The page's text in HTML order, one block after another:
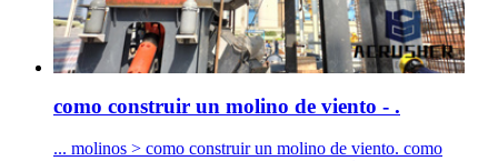
como construir un molino de viento - .
... molinos > como construir un molino de viento. como